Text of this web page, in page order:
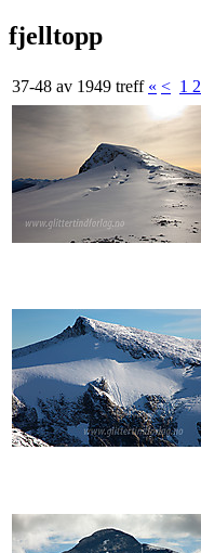
fjelltopp
37-48 av 1949 treff « < 1 2